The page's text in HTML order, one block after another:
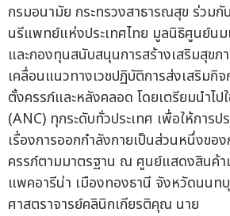
กรมอนามัย กระทรวงสาธารณสุข ร่วมกั
นรีแพทย์แห่งประเทศไทย มูลนิธิศูนย์นม
และกองทุนสนับสนุนการสร้างเสริมสุขภ
เคลื่อนแนวทางเวชปฏิบัติการส่งเสริมกิ
ตั้งครรภ์และหลังคลอด โดยเตรียมนำไป
(ANC) ทุกระดับทั่วประเทศ เพื่อให้การป
เรื่องการออกกำลังกายเป็นส่วนหนึ่งข
ครรภ์ตามมาตรฐาน ณ ศูนย์แสดงสินค้า
แพคอารีน่า เมืองทองธานี จังหวัดนนท
ศาสตราจารย์คลินิกเกียรติคุณ นาย